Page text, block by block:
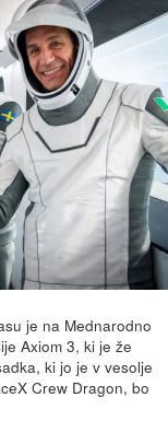
je na Mednarodno
Axiom 3, ki je že
ki jo je v vesolje
Crew Dragon, bo